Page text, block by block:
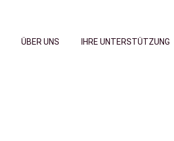
ÜBER UNS IHRE UNTERSTÜTZUNG